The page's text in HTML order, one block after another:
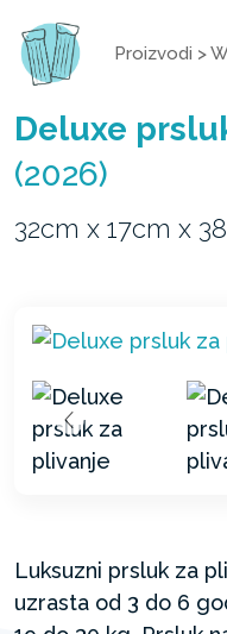
Proizvodi >
Deluxe
(2026)
32cm x 17cm x
Luksuzni prsluk za
uzrasta od 3 do 6